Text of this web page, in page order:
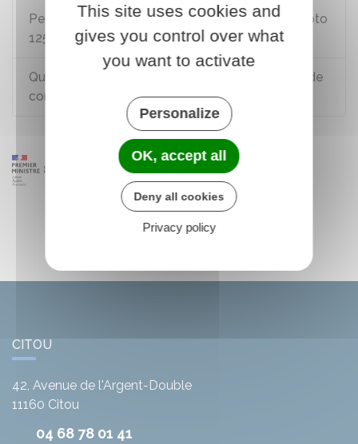
Peut-on conduire un scooter 3 roues ou une moto
125 avec le permis B ?
Quels véhicules peut-on conduire sans permis de
conduire ?
CITOU
42, Avenue de l'Argent-Double
11160 Citou
04 68 78 01 41
This site uses cookies and
gives you control over what
you want to activate
Personalize
OK, accept all
Deny all cookies
Privacy policy